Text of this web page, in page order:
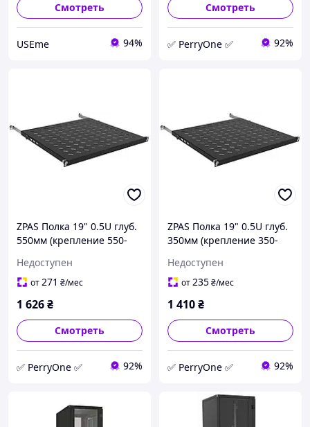
Смотреть
USEme 94%
Смотреть
✅ PerryOne ✅ 92%
ZPAS Полка 19" 0.5U глуб.
550мм (крепление 550-
черная PER
Недоступен
от271 ₴/мес
1 626₴
Смотреть
✅ PerryOne ✅ 92%
ZPAS Полка 19" 0.5U глуб.
350мм (крепление 350-
черная PER
Недоступен
от235₴/мес
1 410₴
Смотреть
✅ PerryOne ✅ 92%